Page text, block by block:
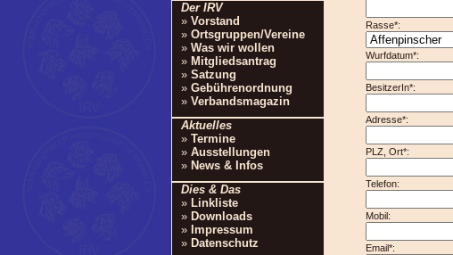
Der IRV
» Vorstand
» Ortsgruppen/Vereine
» Was wir wollen
» Mitgliedsantrag
» Satzung
» Gebührenordnung
» Verbandsmagazin
Aktuelles
» Termine
» Ausstellungen
» News & Infos
Dies & Das
» Linkliste
» Downloads
» Impressum
» Datenschutz
Rasse*:
Wurfdatum*:
BesitzerIn*:
Adresse*:
PLZ, Ort*:
Mobil:
Email*: